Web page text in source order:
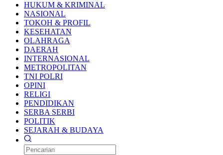
HUKUM & KRIMINAL
NASIONAL
TOKOH & PROFIL
KESEHATAN
OLAHRAGA
DAERAH
INTERNASIONAL
METROPOLITAN
TNI POLRI
OPINI
RELIGI
PENDIDIKAN
SERBA SERBI
POLITIK
SEJARAH & BUDAYA